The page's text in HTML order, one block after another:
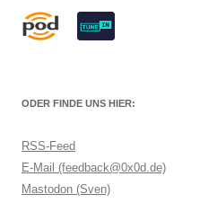
ODER FINDE UNS HIER:
RSS-Feed
E-Mail (feedback@0x0d.de)
Mastodon (Sven)